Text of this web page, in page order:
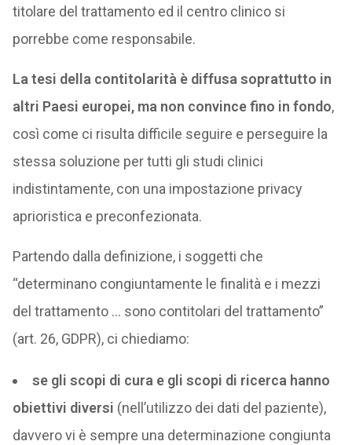
titolare del trattamento ed il centro clinico si
porrebbe come responsabile.
La tesi della contitolarità è diffusa soprattutto in
altri Paesi europei, ma non convince fino in fondo,
così come ci risulta difficile seguire e perseguire la
stessa soluzione per tutti gli studi clinici
indistintamente, con una impostazione privacy
aprioristica e preconfezionata.
Partendo dalla definizione, i soggetti che
“determinano congiuntamente le finalità e i mezzi
del trattamento … sono contitolari del trattamento”
(art. 26, GDPR), ci chiediamo:
se gli scopi di cura e gli scopi di ricerca hanno
obiettivi diversi (nell’utilizzo dei dati del paziente),
davvero vi è sempre una determinazione congiunta